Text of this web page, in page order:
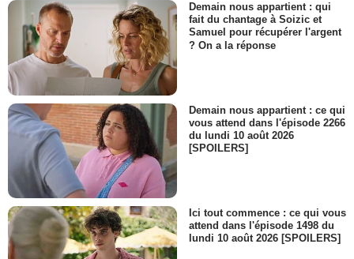
Demain nous appartient : qui
fait du chantage à Soizic et
Samuel pour récupérer l'argent
? On a la réponse
Demain nous appartient : ce qui
vous attend dans l'épisode 2266
du lundi 10 août 2026
[SPOILERS]
Ici tout commence : ce qui vous
attend dans l'épisode 1498 du
lundi 10 août 2026 [SPOILERS]